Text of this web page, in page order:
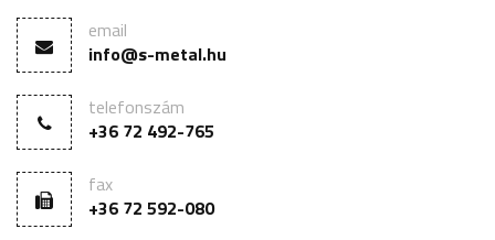
email
info@s-metal.hu
telefonszám
+36 72 492-765
fax
+36 72 592-080